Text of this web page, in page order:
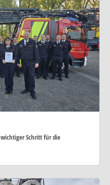
Schritt für die